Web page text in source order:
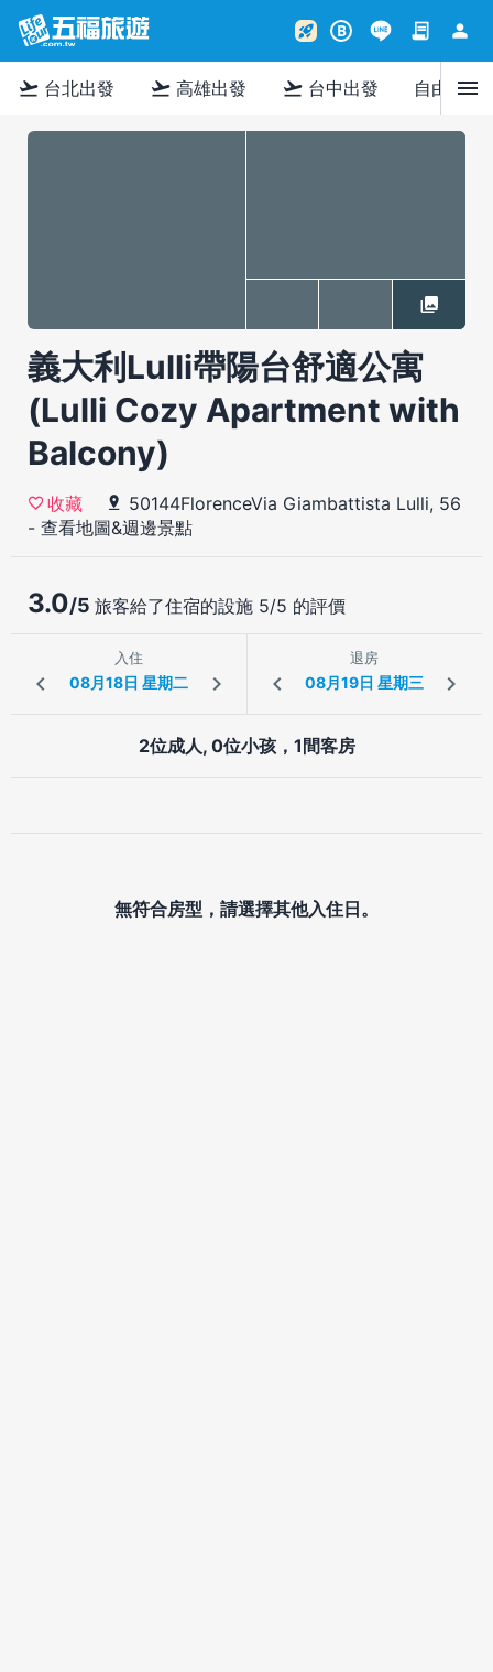
rocket_launch B contract person
flight_takeoff 台北出發 flight_takeoff 高雄出發 flight_takeoff 台中出發 自由行menu
義大利Lulli帶陽台舒適公寓
(Lulli Cozy Apartment with
Balcony)
收藏
50144FlorenceVia Giambattista Lulli, 56
- 查看地圖&週邊景點
3.0/5 旅客給了住宿的設施 5/5 的評價
入住 退房
2位成人, 0位小孩，1間客房
無符合房型，請選擇其他入住日。